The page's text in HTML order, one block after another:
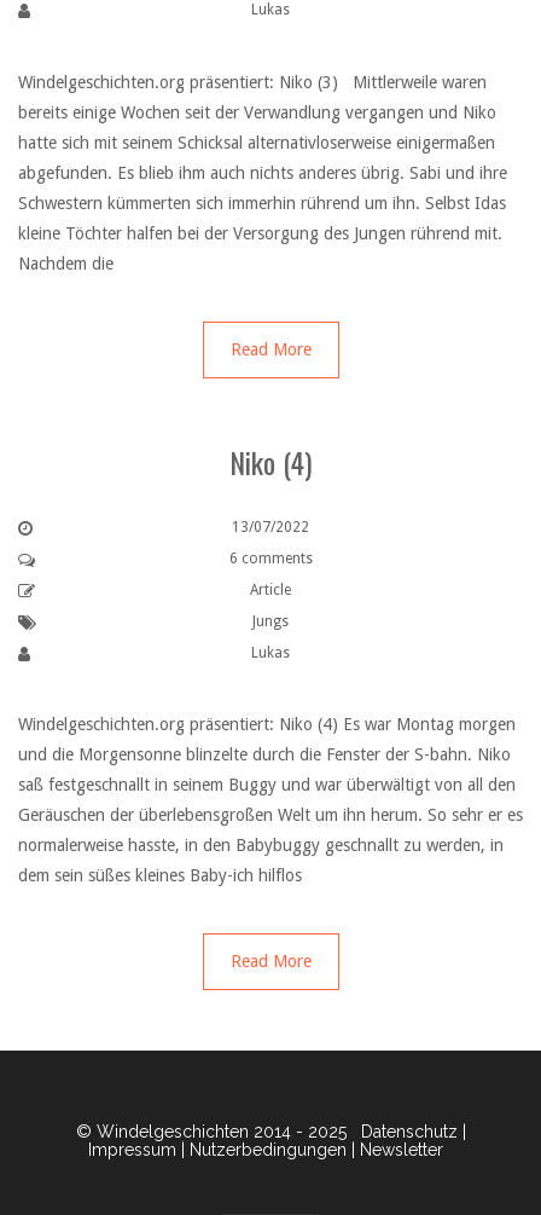
Lukas
Windelgeschichten.org präsentiert: Niko (3) Mittlerweile waren
bereits einige Wochen seit der Verwandlung vergangen und Niko
hatte sich mit seinem Schicksal alternativloserweise einigermaßen
abgefunden. Es blieb ihm auch nichts anderes übrig. Sabi und ihre
Schwestern kümmerten sich immerhin rührend um ihn. Selbst Idas
kleine Töchter halfen bei der Versorgung des Jungen rührend mit.
Nachdem die
Read More
Niko (4)
13/07/2022
6 comments
Article
Jungs
Lukas
Windelgeschichten.org präsentiert: Niko (4) Es war Montag morgen
und die Morgensonne blinzelte durch die Fenster der S-bahn. Niko
saß festgeschnallt in seinem Buggy und war überwältigt von all den
Geräuschen der überlebensgroßen Welt um ihn herum. So sehr er es
normalerweise hasste, in den Babybuggy geschnallt zu werden, in
dem sein süßes kleines Baby-ich hilflos
Read More
© Windelgeschichten 2014 - 2025 Datenschutz
Impressum
Nutzerbedingungen Newsletter